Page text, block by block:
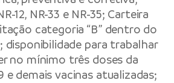
12, NR-33 e NR-35; Carteira
categoria “B” dentro do
disponibilidade para trabalhar
no mínimo três doses da
e demais vacinas atualizadas;